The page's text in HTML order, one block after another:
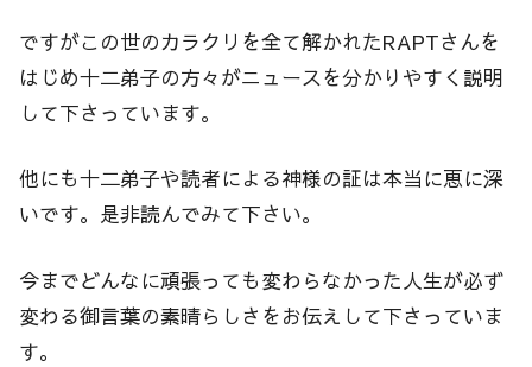
ですがこの世のカラクリを全て解かれたRAPTさんを
はじめ十二弟子の方々がニュースを分かりやすく説明
して下さっています。
他にも十二弟子や読者による神様の証は本当に恵に深
いです。是非読んでみて下さい。
今までどんなに頑張っても変わらなかった人生が必ず
変わる御言葉の素晴らしさをお伝えして下さっていま
す。